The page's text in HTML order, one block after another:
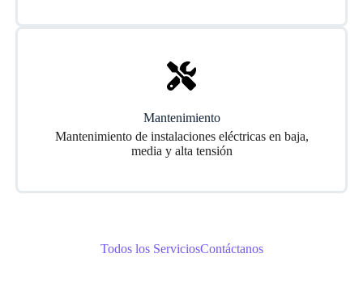
Mantenimiento
Mantenimiento de instalaciones eléctricas en baja,
media y alta tensión
Todos los ServiciosContáctanos